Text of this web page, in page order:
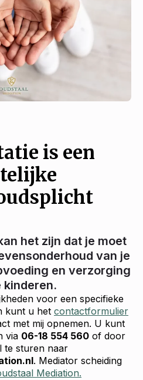
is een
het zijn dat je moet
van je
en verzorging
kinderen.
voor een specifieke
kunt u het contactformulier
met mij opnemen. U kunt
via 06-18 554 560 of door
te sturen naar
. Mediator scheiding
Mediation.